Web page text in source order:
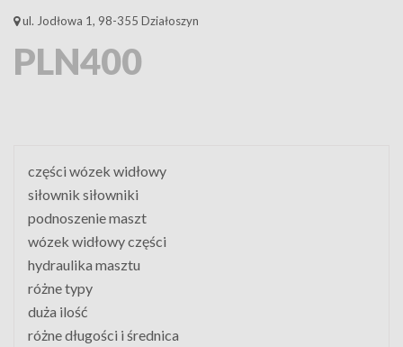
ul. Jodłowa 1, 98-355 Działoszyn
PLN400
części wózek widłowy
siłownik siłowniki
podnoszenie maszt
wózek widłowy części
hydraulika masztu
różne typy
duża ilość
różne długości i średnica